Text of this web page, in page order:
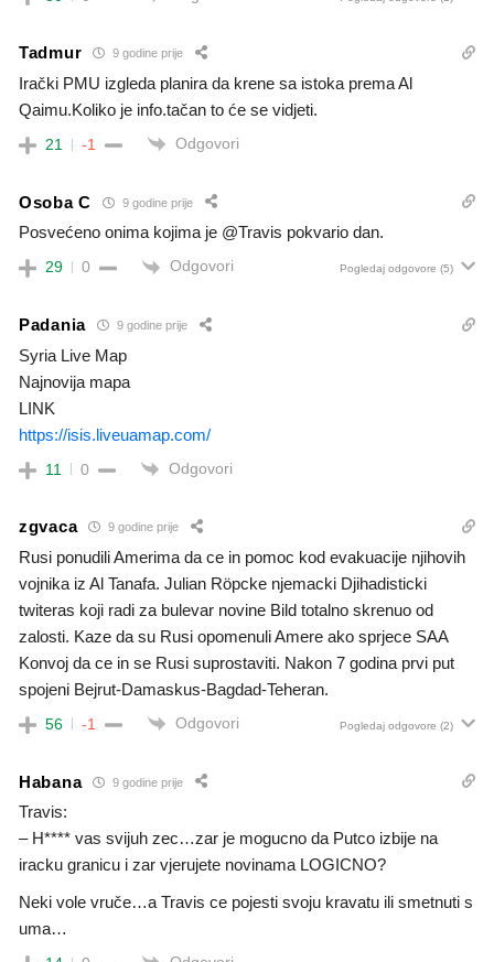
Tadmur 9 godine prije
Irački PMU izgleda planira da krene sa istoka prema Al
Qaimu.Koliko je info.tačan to će se vidjeti.
21 -1 Odgovori
Osoba C 9 godine prije
Posvećeno onima kojima je @Travis pokvario dan.
29 0 Odgovori Pogledaj odgovore (5)
Padania 9 godine prije
Syria Live Map
Najnovija mapa
LINK
https://isis.liveuamap.com/
11 0 Odgovori
zgvaca 9 godine prije
Rusi ponudili Amerima da ce in pomoc kod evakuacije njihovih
vojnika iz Al Tanafa. Julian Röpcke njemacki Djihadisticki
twiteras koji radi za bulevar novine Bild totalno skrenuo od
zalosti. Kaze da su Rusi opomenuli Amere ako sprjece SAA
Konvoj da ce in se Rusi suprostaviti. Nakon 7 godina prvi put
spojeni Bejrut-Damaskus-Bagdad-Teheran.
56 -1 Odgovori Pogledaj odgovore (2)
Habana 9 godine prije
Travis:
– H**** vas svijuh zec…zar je mogucno da Putco izbije na
iracku granicu i zar vjerujete novinama LOGICNO?
Neki vole vruče…a Travis ce pojesti svoju kravatu ili smetnuti s
uma…